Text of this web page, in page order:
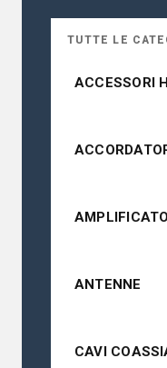
TUTTE LE
ACCESSORI
ANTENNE
CAVI